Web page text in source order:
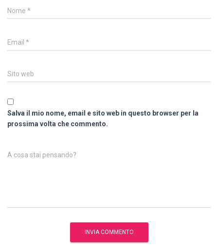
Nome *
Email *
Sito web
Salva il mio nome, email e sito web in questo browser per la
prossima volta che commento.
A cosa stai pensando?